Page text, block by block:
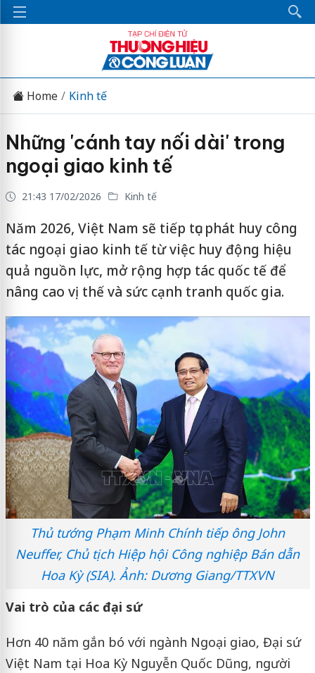
Home Kinh tế
Những 'cánh tay nối dài' trong
ngoại giao kinh tế
21:43 17/02/2026 Kinh tế
Năm 2026, Việt Nam sẽ tiếp tục phát huy công
tác ngoại giao kinh tế từ việc huy động hiệu
quả nguồn lực, mở rộng hợp tác quốc tế để
nâng cao vị thế và sức cạnh tranh quốc gia.
Thủ tướng Phạm Minh Chính tiếp ông John
Neuffer, Chủ tịch Hiệp hội Công nghiệp Bán dẫn
Hoa Kỳ (SIA). Ảnh: Dương Giang/TTXVN
Vai trò của các đại sứ
Hơn 40 năm gắn bó với ngành Ngoại giao, Đại sứ
Việt Nam tại Hoa Kỳ Nguyễn Quốc Dũng, người